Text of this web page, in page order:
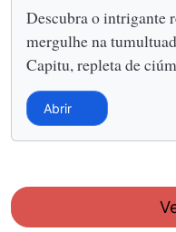
Descubra o intrigante
mergulhe na
Capitu, repleta de
Abrir